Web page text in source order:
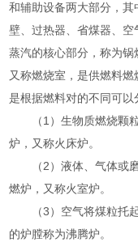
和辅助设备两大部分，
壁、过热器、省煤器、
蒸汽的核心部分，称为
又称燃烧室，是供燃料燃
是根据燃料对的不同可以
（1）生物质燃烧颗粒
炉，又称火床炉。
（2）液体、气体或磨
燃炉，又称火室炉。
（3）空气将煤粒托起
的炉膛称为沸腾炉。